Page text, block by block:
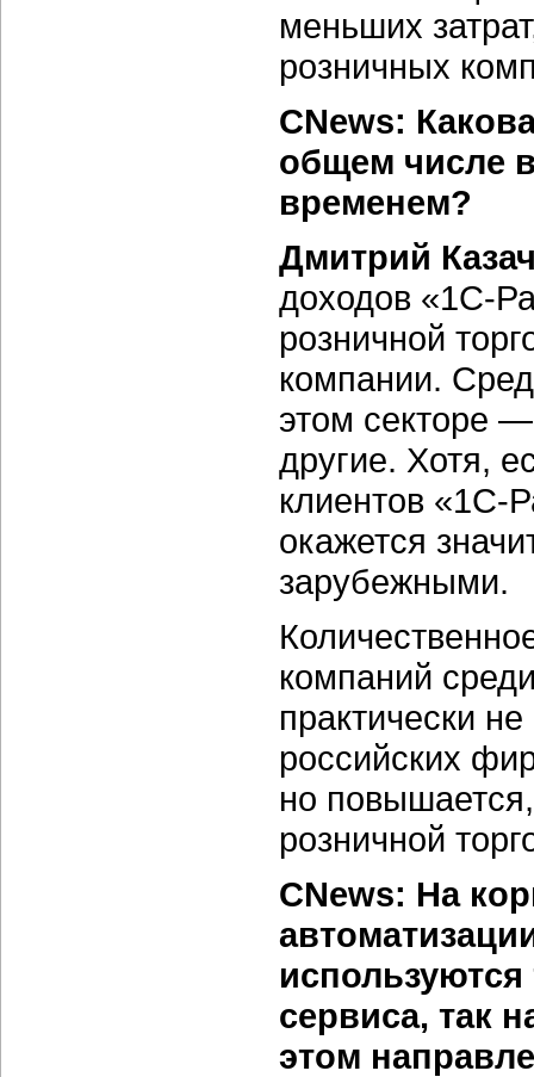
меньших
розничных
CNews:
общем числе
временем?
Дмитрий
доходов «1С-
розничной
компании.
этом секторе
другие. Хотя,
клиентов «1С-
окажется
зарубежными.
компаний
практически
российских
но
розничной
CNews: На
сервиса, так
этом